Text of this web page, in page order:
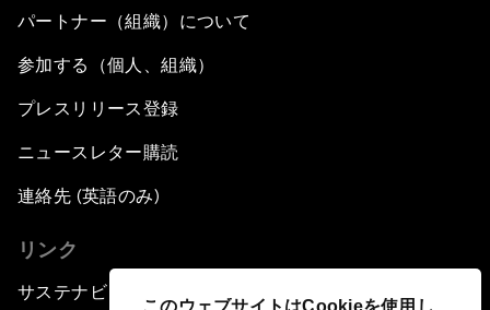
このウェブサイトはCookieを使用し
パートナー（組織）について
参加する（個人、組織）
プレスリリース登録
ニュースレター購読
連絡先 (英語のみ)
リンク
サステナビリティへの取り組み